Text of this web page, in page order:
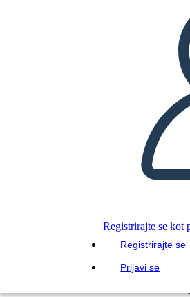
Registrirajte se kot
Registrirajte se
Prijavi se
PREDVAJANJE